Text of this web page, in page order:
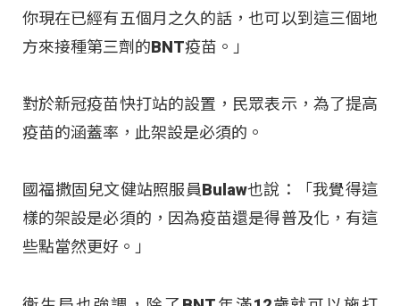
你現在已經有五個月之久的話，也可以到這三個地
方來接種第三劑的BNT疫苗。」
對於新冠疫苗快打站的設置，民眾表示，為了提高
疫苗的涵蓋率，此架設是必須的。
國福撒固兒文健站照服員Bulaw也說：「我覺得這
樣的架設是必須的，因為疫苗還是得普及化，有這
些點當然更好。」